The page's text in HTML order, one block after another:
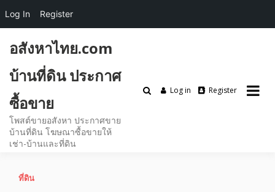
content
อสังหาไทย.com
บ้านที่ดิน ประกาศ
ซื้อขาย
โพสต์ขายอสังหา ประกาศขาย
บ้านที่ดิน โฆษณาซื้อขายให้
เช่า-บ้านและที่ดิน
Log in Register
ที่ดิน
Log In Register